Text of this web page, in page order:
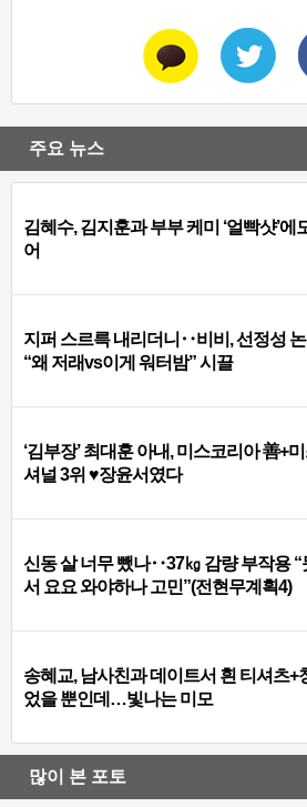
주요 뉴스
김혜수, 김지훈과 부부 케미 ‘얼빡샷’에
어
지퍼 스르륵 내리더니‥비비, 선정성
“왜 저래vs이게 워터밤” 시끌
‘김부장’ 최대훈 아내, 미스코리아 善+
셔널 3위 ♥장윤서였다
신동 살 너무 뺐나‥37㎏ 감량 부작용 “
서 요요 와야하나 고민”(전현무계획4)
송혜교, 남사친과 데이트서 흰 티셔츠+
었을 뿐인데…빛나는 미모
많이 본 포토